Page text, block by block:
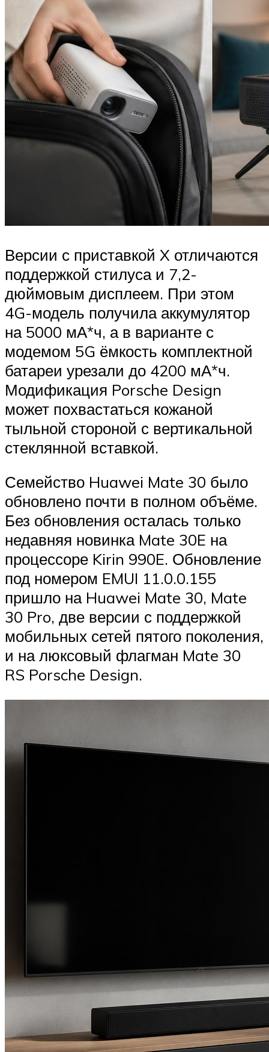
Версии с приставкой X отличаются
поддержкой стилуса и 7,2-
дюймовым дисплеем. При этом
4G-модель получила аккумулятор
на 5000 мА*ч, а в варианте с
модемом 5G ёмкость комплектной
батареи урезали до 4200 мА*ч.
Модификация Porsche Design
может похвастаться кожаной
тыльной стороной с вертикальной
стеклянной вставкой.
Семейство Huawei Mate 30 было
обновлено почти в полном объёме.
Без обновления осталась только
недавняя новинка Mate 30E на
процессоре Kirin 990E. Обновление
под номером EMUI 11.0.0.155
пришло на Huawei Mate 30, Mate
30 Pro, две версии с поддержкой
мобильных сетей пятого поколения,
и на люксовый флагман Mate 30
RS Porsche Design.